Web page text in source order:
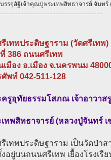
รรจุอัฐิเจ้าคุณปู่พระเทพสิทธาจารย์ จันทร์
เทพประดิษฐาราม (วัดศรีเทพ)
386 ถนนศรีเทพ
เมือง อ.เมือง จ.นครพนม
พท์ 042-511-128
รูอุทัยธรรมโสภณ เจ้าอาวาส
ทพสิทธาจารย์ (หลวงปู่จันทร์ เ
รีเทพประดิษฐาราม เป็นวัดป่า
อยู่บนถนนศรีเทพ เยื้องโรงเ